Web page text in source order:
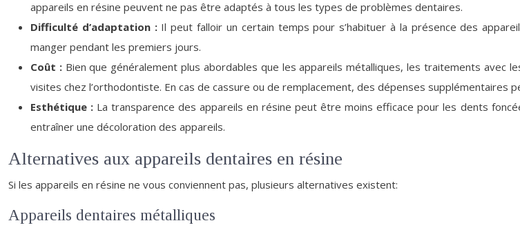
appareils en résine peuvent ne pas être adaptés à tous les types de problèmes dentaires.
Difficulté d’adaptation : Il peut falloir un certain temps pour s’habituer à la présence des
manger pendant les premiers jours.
Coût : Bien que généralement plus abordables que les appareils métalliques, les traitements
visites chez l’orthodontiste. En cas de cassure ou de remplacement, des dépenses supplémentaires
Esthétique : La transparence des appareils en résine peut être moins efficace pour les dents
entraîner une décoloration des appareils.
Alternatives aux appareils dentaires en résine
Si les appareils en résine ne vous conviennent pas, plusieurs alternatives existent:
Appareils dentaires métalliques